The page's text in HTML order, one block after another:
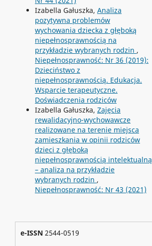
Izabella Gałuszka, Analiza
pozytywna problemów
wychowania dziecka z głęboką
niepełnosprawnością na
przykładzie wybranych rodzin ,
Niepełnosprawność: Nr 36 (2019):
Dzieciństwo z
niepełnosprawnością. Edukacja.
Wsparcie terapeutyczne.
Doświadczenia rodziców
Izabella Gałuszka, Zajęcia
rewalidacyjno-wychowawcze
realizowane na terenie miejsca
zamieszkania w opinii rodziców
dzieci z głęboką
niepełnosprawnością intelektualną
– analiza na przykładzie
wybranych rodzin ,
Niepełnosprawność: Nr 43 (2021)
e-ISSN 2544-0519